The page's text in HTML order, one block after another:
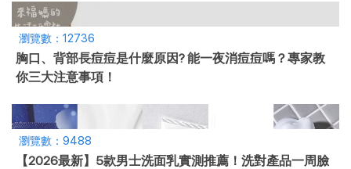
瀏覽數：12736
胸口、背部長痘痘是什麼原因? 能一夜消痘痘嗎？專家教
你三大注意事項！
瀏覽數：9488
【2026最新】5款男士洗面乳實測推薦！洗對產品一周臉